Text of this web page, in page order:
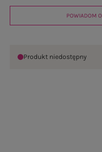
POWIADOM
Produkt niedostępny